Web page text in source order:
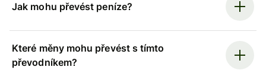
Jak mohu převést peníze?
Které měny mohu převést s tímto
převodníkem?